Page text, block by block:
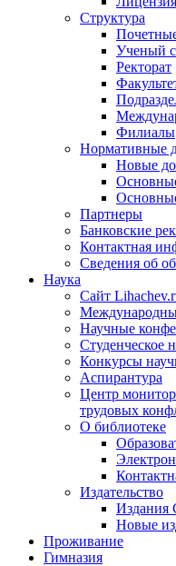
Структура
Ученый
Ректорат
Филиалы
Нормативные
Новые
Партнеры
Банковские
Контактная
Сведения об
Наука
Сайт
Научные
Студенческое
Конкурсы
Аспирантура
Центр
трудовых
О библиотеке
Издательство
Новые
Проживание
Гимназия